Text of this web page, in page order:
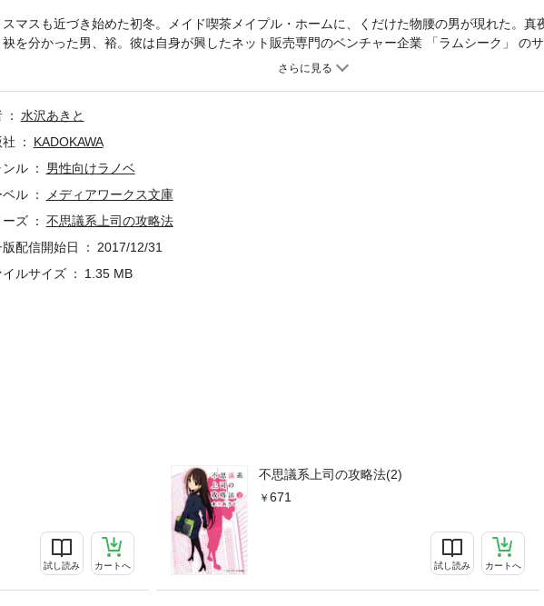
試し読み カートへ
不思議系上司の攻略法(2)
671
試し読み カートへ
スマスも近づき始めた初冬。メイド喫茶メイプル・ホームに、くだけた物腰の男が現れた。真
を分かった男、裕。彼は自身が興したネット販売専門のベンチャー企業 「ラムシーク」 のサ
を、ケーイージーの真夜たちのチームに依頼しているのだという。 しかし肉親との仕事にも
水沢あきと
社
KADOKAWA
ンル
男性向けラノベ
ベル
メディアワークス文庫
ーズ
不思議系上司の攻略法
版配信開始日
2017/12/31
イルサイズ
1.35 MB